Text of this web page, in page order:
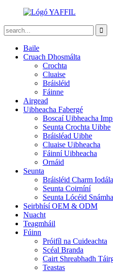
Baile
Cruach Dhosmálta
Crochta
Cluaise
Bráisléid
Fáinne
Airgead
Uibheacha Fabergé
Boscaí Uibheacha
Seunta Crochta Uibhe
Bráisléad Uibhe
Cluaise Uibheacha
Fáinní Uibheacha
Ornáid
Seunta
Bráisléid Charm
Seunta Coirníní
Seunta Lócéid Snámha
Seirbhísí OEM & ODM
Nuacht
Teagmháil
Fúinn
Próifíl na Cuideachta
Scéal Branda
Cairt Shreabhadh
Teastas